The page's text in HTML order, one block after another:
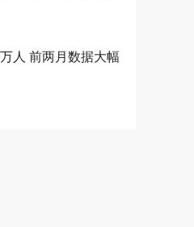
人 前两月数据大幅